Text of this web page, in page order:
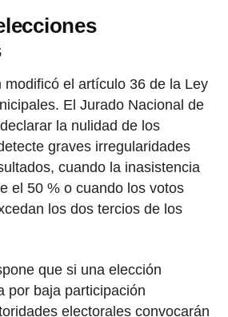
modificó el artículo 36 de la Ley
El Jurado Nacional de
la nulidad de los
graves irregularidades
cuando la inasistencia
el 50 % o cuando los votos
los dos tercios de los
que si una elección
por baja participación
electorales convocarán